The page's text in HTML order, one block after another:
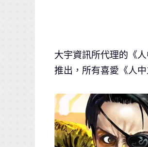
大宇資訊所代理的《
推出，所有喜愛《人